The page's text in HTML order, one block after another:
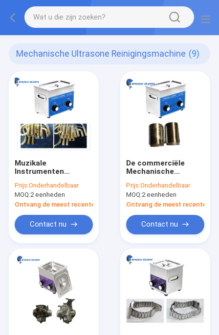
Mechanische Ultrasone Reinigingsmachine (9)
Muzikale
Instrumenten
Ultrasone Schonere
10L SUS304 Tank
met Verwarmer
Prijs:Onderhandelbaar
MOQ:2 eenheden
Ontvang de meest recente Prijs
Contact nu
De commerciële
Mechanische
Reinigingsmachine
die van 4.5L het Vet
van de Vuilolie
verwijderen
Prijs:Onderhandelbaar
MOQ:2 eenheden
Ontvang de meest recente
Contact nu